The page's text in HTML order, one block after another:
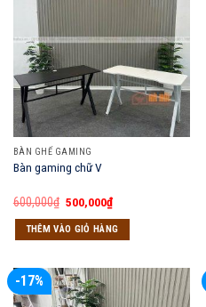
BÀN GHẾ GAMING
Bàn gaming chữ V
600,000₫ Giá
gốc
là:
600,000₫.
500,000₫Giá
hiện
tại
là:
THÊM VÀO GIỎ HÀNG
-17%